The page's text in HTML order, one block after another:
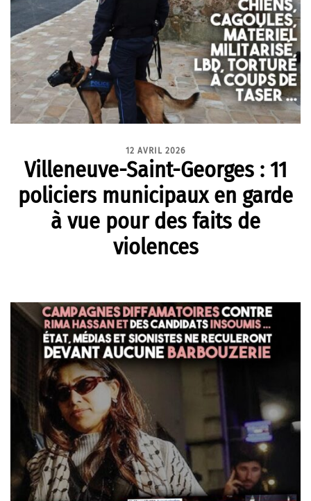
12 AVRIL 2026
Villeneuve-Saint-Georges : 11
policiers municipaux en garde
à vue pour des faits de
violences